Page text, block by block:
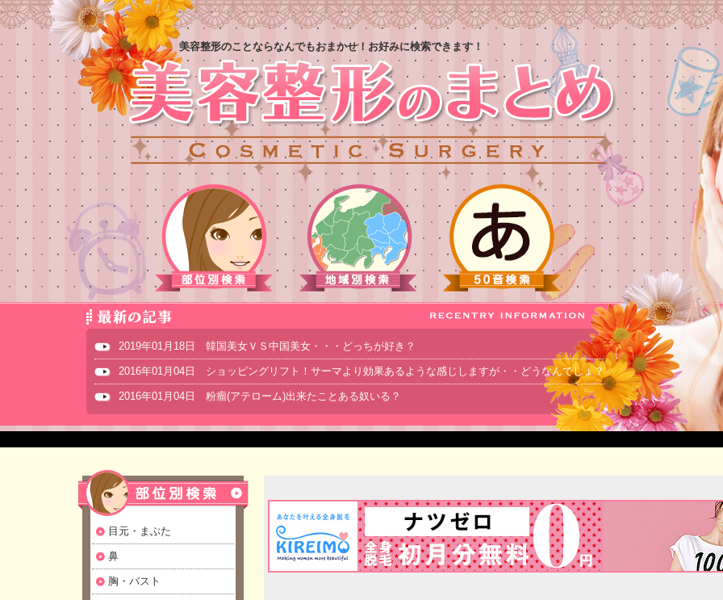
美容整形のことならなんでもおまかせ！お好みに検索できます！
2019年01月18日 韓国美女ＶＳ中国美女・・・どっちが好き？
2016年01月04日 ショッピングリフト！サーマより効果あるような感じしますが・・どうなんでしょ？
2016年01月04日 粉瘤(アテローム)出来たことある奴いる？
目元・まぶた
鼻
胸・バスト